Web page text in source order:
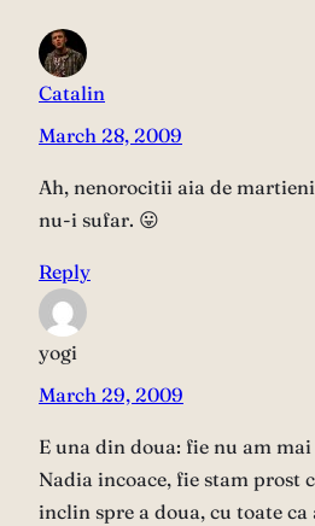
Catalin
March 28, 2009
Ah, nenorocitii aia de
nu-i sufar. 😛
Reply
yogi
March 29, 2009
E una din doua: fie nu am
Nadia incoace, fie stam prost
inclin spre a doua, cu toate